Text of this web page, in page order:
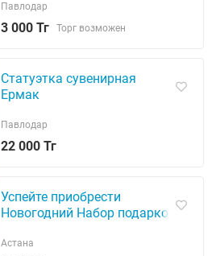
3 000 Тг Торг возможен
Павлодар
Статуэтка сувенирная
Ермак
22 000 Тг
Павлодар
Успейте приобрести
Новогодний Набор подарков
Астана